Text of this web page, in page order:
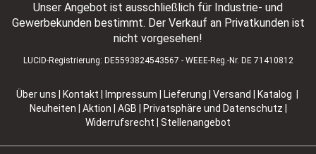
Unser Angebot ist ausschließlich für Industrie- und
Gewerbekunden bestimmt. Der Verkauf an Privatkunden ist
nicht vorgesehen!
LUCID-Registrierung: DE5593824543567 - WEEE-Reg.-Nr. DE 71410812
Über uns Kontakt Impressum Lieferung | Versand
Katalog |
Neuheiten | Aktion
AGB Privatsphäre und Datenschutz
Widerrufsrecht
Stellenangebot